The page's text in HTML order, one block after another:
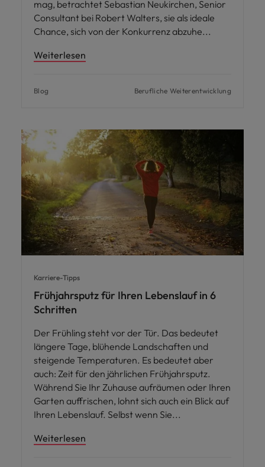
mag, betrachtet Sebastian Neukirchen, Senior
Consultant bei Robert Walters, sie als ideale
Chance, sich von der Konkurrenz abzuhe
Weiterlesen
Blog Berufliche Weiterentwicklung
Karriere-Tipps
Frühjahrsputz für Ihren Lebenslauf in 6
Schritten
Der Frühling steht vor der Tür. Das bedeutet
längere Tage, blühende Landschaften und
steigende Temperaturen. Es bedeutet aber
auch: Zeit für den jährlichen Frühjahrsputz.
Während Sie Ihr Zuhause aufräumen oder Ihren
Garten auffrischen, lohnt sich auch ein Blick auf
Ihren Lebenslauf. Selbst wenn Sie
Weiterlesen